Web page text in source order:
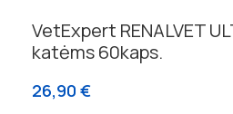
VetExpert RENALVET
katėms 60kaps.
26,90 €